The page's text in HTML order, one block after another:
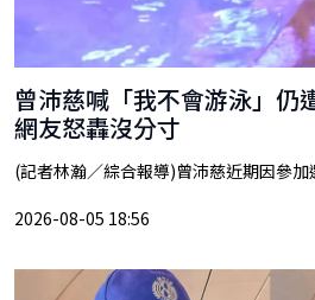
曾沛慈喊「我不會游泳」仍
網友怒轟沒分寸
(記者林瀚／綜合報導)曾沛慈近期因參加
2026-08-05 18:56